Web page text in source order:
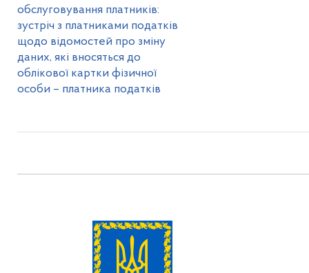
обслуговування платників:
зустріч з платниками податків
щодо відомостей про зміну
даних, які вносяться до
облікової картки фізичної
особи – платника податків